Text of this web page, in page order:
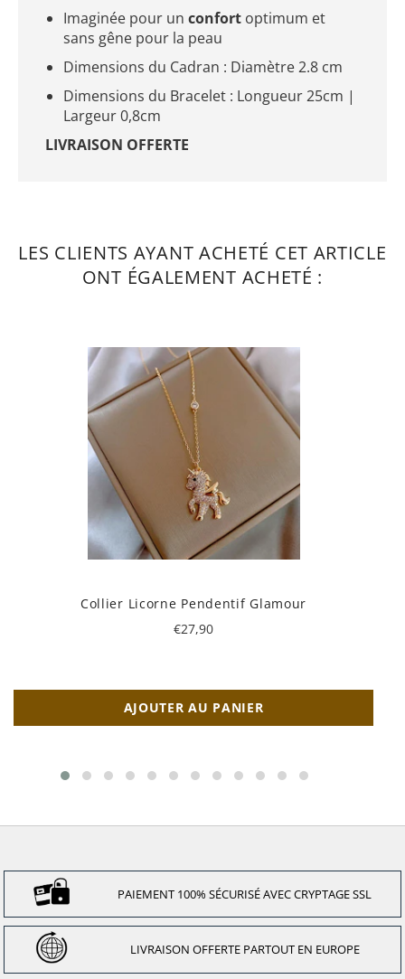
Imaginée pour un confort optimum et
sans gêne pour la peau
Dimensions du Cadran : Diamètre 2.8 cm
Dimensions du Bracelet : Longueur 25cm |
Largeur 0,8cm
LIVRAISON OFFERTE
LES CLIENTS AYANT ACHETÉ CET ARTICLE
ONT ÉGALEMENT ACHETÉ :
Collier Licorne Pendentif Glamour
Prix
€27,90
AJOUTER AU PANIER
PAIEMENT 100% SÉCURISÉ AVEC CRYPTAGE SSL
LIVRAISON OFFERTE PARTOUT EN EUROPE